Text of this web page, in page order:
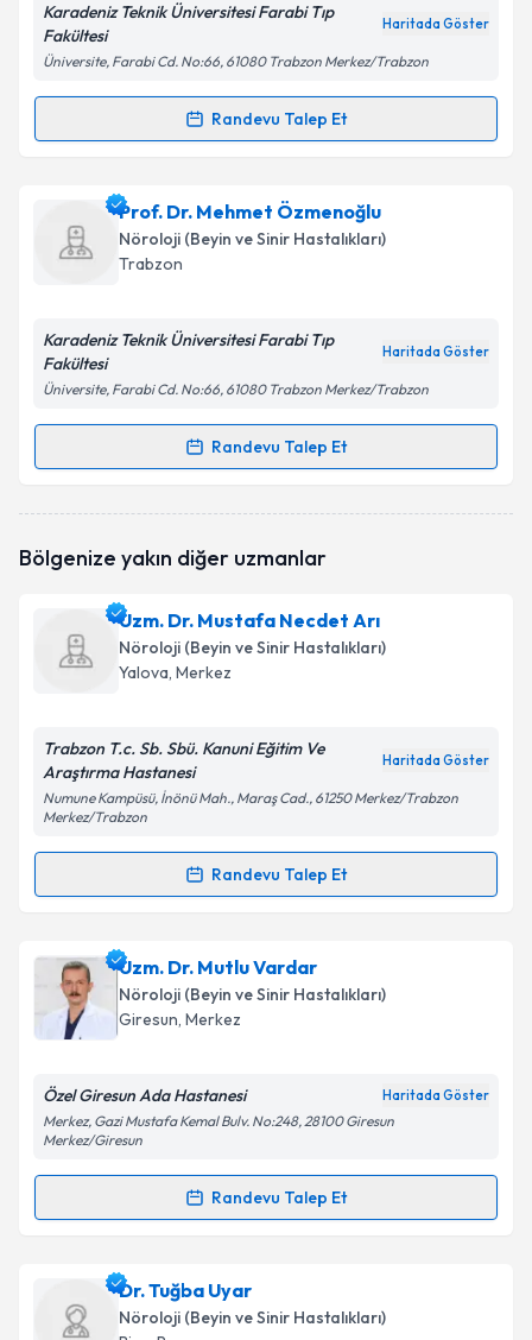
Kişisel verilerimin işlenmesine ilişkinAydınlatma
'ni okudum ve kişisel verilerimin belirtilen
kapsamda işlenmesini kabul ediyorum.
Takvim Talebini Gönder
Karadeniz Teknik Üniversitesi Farabi Tıp
Fakültesi
Haritada Göster
Üniversite, Farabi Cd. No:66, 61080 Trabzon Merkez/Trabzon
Randevu Talep Et
Randevu Takvimi Talebi
Dr. Öğr. Üyesi Vildan Altunayoğlu Çakmak
randevu takvimi talebi oluşturun. Size bu uzmandan
randevu almanız için bir takvim hazırlandığında e-
E-posta Adresiniz
Kişisel verilerimin işlenmesine ilişkin
Metni'ni okudum ve kişisel verilerimin belirtilen
Takvim Talebini Gönder
Prof. Dr. Mehmet Özmenoğlu
Nöroloji (Beyin ve Sinir Hastalıkları)
Trabzon
Karadeniz Teknik Üniversitesi Farabi Tıp
Fakültesi
Haritada Göster
Üniversite, Farabi Cd. No:66, 61080 Trabzon Merkez/Trabzon
Randevu Talep Et
Randevu Takvimi Talebi
talebi oluşturun. Size bu uzmandan randevu almanız
bilgilendireceğiz.
E-posta Adresiniz
Kişisel verilerimin işlenmesine ilişkin
Metni'ni okudum ve kişisel verilerimin belirtilen
kapsamda işlenmesini kabul ediyorum.
Takvim Talebini Gönder
Bölgenize yakın diğer uzmanlar
Uzm. Dr. Mustafa Necdet Arı
Nöroloji (Beyin ve Sinir Hastalıkları)
Yalova, Merkez
Trabzon T.c. Sb. Sbü. Kanuni Eğitim Ve
Araştırma Hastanesi
Haritada Göster
Numune Kampüsü, İnönü Mah., Maraş Cad., 61250 Merkez/Trabzon
Merkez/Trabzon
Randevu Talep Et
Randevu Takvimi Talebi
Uzm. Dr. Mustafa Necdet Arıiçin randevu takvimi
talebi oluşturun. Size bu uzmandan randevu almanız
için bir takvim hazırlandığında e-posta ile
bilgilendireceğiz.
Kişisel verilerimin işlenmesine ilişkin
Metni'ni okudum ve kişisel verilerimin belirtilen
Takvim Talebini Gönder
Uzm. Dr. Mutlu Vardar
Nöroloji (Beyin ve Sinir Hastalıkları)
Giresun, Merkez
Özel Giresun Ada Hastanesi Haritada Göster
Merkez, Gazi Mustafa Kemal Bulv. No:248, 28100 Giresun
Merkez/Giresun
Randevu Talep Et
Randevu Takvimi Talebi
Uzm. Dr. Mutlu Vardar
oluşturun. Size bu uzmandan randevu almanız için bir
takvim hazırlandığında e-posta ile bilgilendireceğiz.
Dr. Tuğba Uyar
Nöroloji (Beyin ve Sinir Hastalıkları)